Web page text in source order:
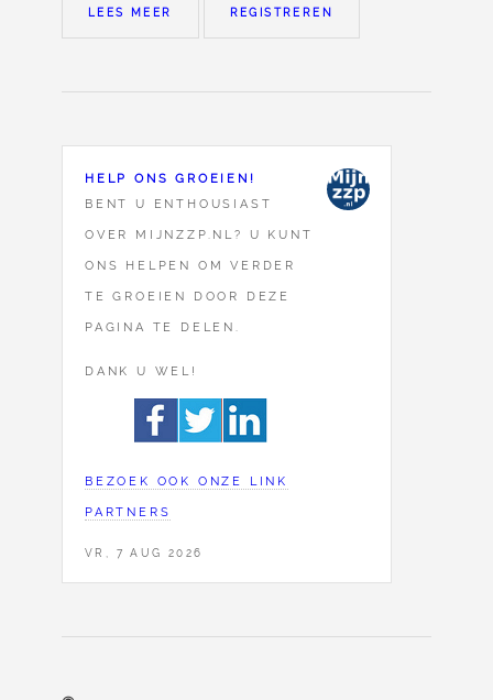
LEES MEER REGISTREREN
HELP ONS GROEIEN!
BENT U ENTHOUSIAST
OVER MIJNZZP.NL? U KUNT
ONS HELPEN OM VERDER
TE GROEIEN DOOR DEZE
PAGINA TE DELEN.
DANK U WEL!
BEZOEK OOK ONZE LINK
PARTNERS
VR, 7 AUG 2026